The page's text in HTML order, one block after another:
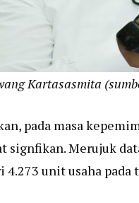
Kartasasmita
pada masa
signfikan. Merujuk
4.273 unit usaha